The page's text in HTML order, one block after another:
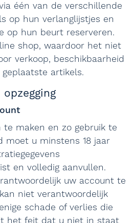
één van de verschillende
op hun verlanglijstjes en
op hun beurt reserveren.
shop, waardoor het niet
verkoop, beschikbaarheid
artikels.
maken en zo gebruik te
moet u minstens 18 jaar
en volledig aanvullen.
uw account te
niet verantwoordelijk
schade of verlies die